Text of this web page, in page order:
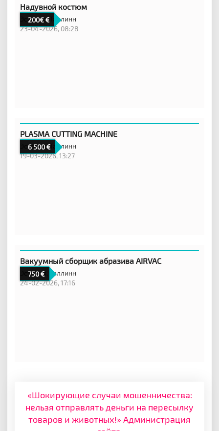
200€
Надувной костюм
Эстония, Таллинн
23-04-2026, 08:28
6 500
PLASMA CUTTING MACHINE
Эстония,Таллинн
19-03-2026, 13:27
750
Вакуумный сборщик абразива AIRVAC
Эстония,
Таллинн
24-02-2026, 17:16
«Шокирующие случаи мошенничества:
нельзя отправлять деньги на пересылку
товаров и животных!» Администрация